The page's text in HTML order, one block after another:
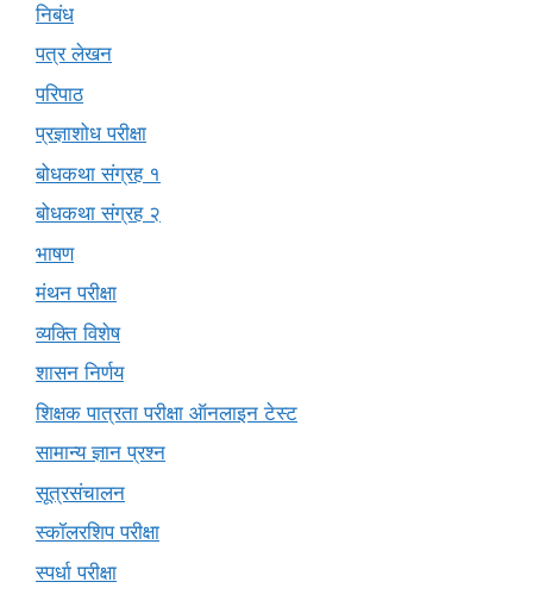
निबंध
पत्र लेखन
परिपाठ
प्रज्ञाशोध परीक्षा
बोधकथा संग्रह १
बोधकथा संग्रह २
भाषण
मंथन परीक्षा
व्यक्ति विशेष
शासन निर्णय
शिक्षक पात्रता परीक्षा ऑनलाइन टेस्ट
सामान्य ज्ञान प्रश्न
सूत्रसंचालन
स्कॉलरशिप परीक्षा
स्पर्धा परीक्षा